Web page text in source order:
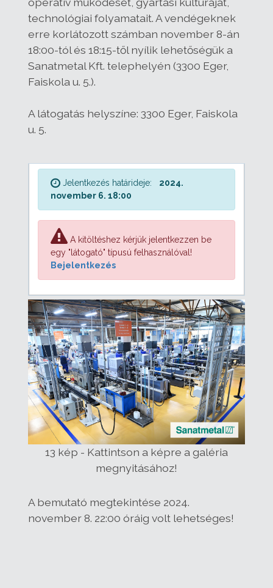
technológiai folyamatait. A vendégeknek
erre korlátozott számban november 8-án
18:00-tól és 18:15-től nyílik lehetőségük a
Sanatmetal Kft. telephelyén (3300 Eger,
Faiskola u. 5.).
A látogatás helyszíne: 3300 Eger, Faiskola
u. 5.
Jelentkezés határideje:
2024.
november 6. 18:00
A kitöltéshez kérjük jelentkezzen be
egy "látogató" típusú felhasználóval!
Bejelentkezés
13 kép - Kattintson a képre a galéria
megnyitásához!
A bemutató megtekintése 2024.
november 8. 22:00 óráig volt lehetséges!